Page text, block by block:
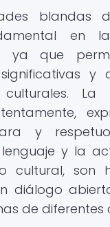
blandas
en la
ya que
y
culturales.
y
y la
cultural, son
diálogo
de diferentes